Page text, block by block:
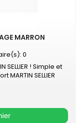
MARRON
0
SELLIER ! Simple et
SELLIER
renforcée mousse
noir Pour un look
camouflage